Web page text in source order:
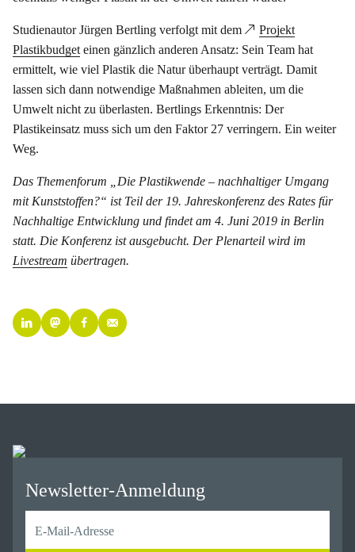
Studienautor Jürgen Bertling verfolgt mit dem
Projekt
Plastikbudget einen gänzlich anderen Ansatz: Sein Team hat
ermittelt, wie viel Plastik die Natur überhaupt verträgt. Damit
lassen sich dann notwendige Maßnahmen ableiten, um die
Umwelt nicht zu überlasten. Bertlings Erkenntnis: Der
Plastikeinsatz muss sich um den Faktor 27 verringern. Ein weiter
Weg.
Das Themenforum „Die Plastikwende – nachhaltiger Umgang
mit Kunststoffen?“ ist Teil der 19. Jahreskonferenz des Rates für
Nachhaltige Entwicklung und findet am 4. Juni 2019 in Berlin
statt. Die Konferenz ist ausgebucht. Der Plenarteil wird im
Livestream übertragen.
Newsletter-Anmeldung